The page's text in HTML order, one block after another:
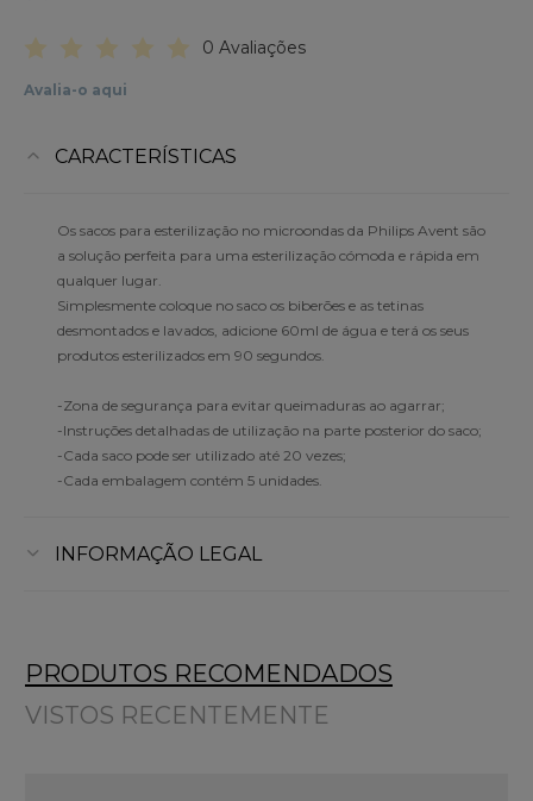
0 Avaliações
Avalia-o aqui
CARACTERÍSTICAS
Os sacos para esterilização no microondas da Philips Avent são
a solução perfeita para uma esterilização cómoda e rápida em
qualquer lugar.
Simplesmente coloque no saco os biberões e as tetinas
desmontados e lavados, adicione 60ml de água e terá os seus
produtos esterilizados em 90 segundos.
-Zona de segurança para evitar queimaduras ao agarrar;
-Instruções detalhadas de utilização na parte posterior do saco;
-Cada saco pode ser utilizado até 20 vezes;
-Cada embalagem contém 5 unidades.
INFORMAÇÃO LEGAL
PRODUTOS RECOMENDADOS
VISTOS RECENTEMENTE